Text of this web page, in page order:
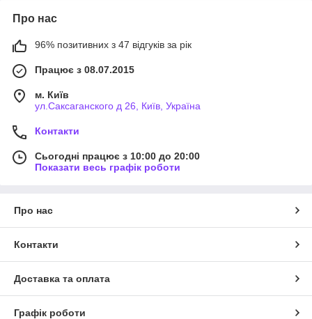
Про нас
96% позитивних з 47 відгуків за рік
Працює з 08.07.2015
м. Київ
ул.Саксаганского д 26, Київ, Україна
Контакти
Сьогодні працює з 10:00 до 20:00
Показати весь графік роботи
Про нас
Контакти
Доставка та оплата
Графік роботи